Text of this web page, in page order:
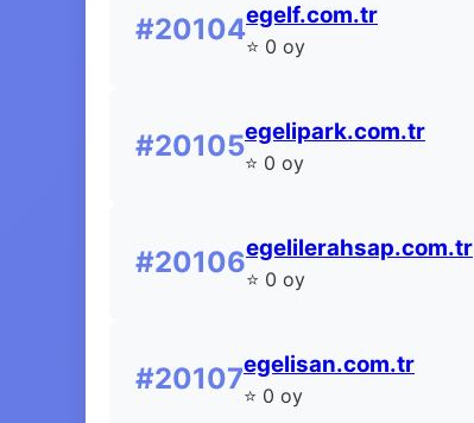
#20104egelf.com.tr
⭐ 0 oy
#20105egelipark.com.tr
⭐ 0 oy
#20106egelilerahsap.com.tr
⭐ 0 oy
#20107egelisan.com.tr
⭐ 0 oy